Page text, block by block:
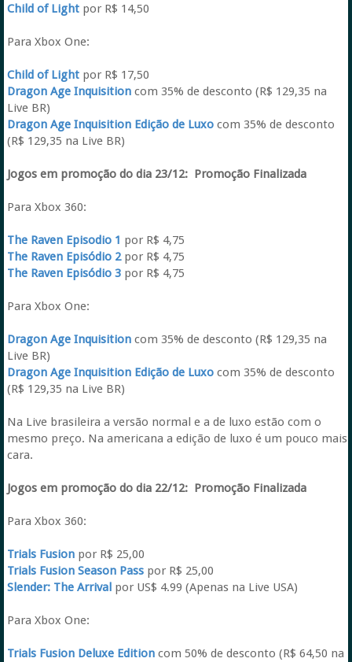
Child of Lightpor R$ 14,50
Para Xbox One:
Child of Lightpor R$ 17,50
Dragon Age Inquisitioncom 35% de desconto (R$ 129,35 na
Live BR)
Dragon Age Inquisition Edição de Luxocom 35% de desconto
(R$ 129,35 na Live BR)
Jogos em promoção do dia 23/12: Promoção Finalizada
Para Xbox 360:
The Raven Episodio 1 por R$ 4,75
The Raven Episódio 2por R$ 4,75
The Raven Episódio 3por R$ 4,75
Para Xbox One:
Dragon Age Inquisitioncom 35% de desconto (R$ 129,35 na
Live BR)
Dragon Age Inquisition Edição de Luxocom 35% de desconto
(R$ 129,35 na Live BR)
Na Live brasileira a versão normal e a de luxo estão com o
mesmo preço. Na americana a edição de luxo é um pouco mais
cara.
Jogos em promoção do dia 22/12: Promoção Finalizada
Para Xbox 360:
Trials Fusionpor R$ 25,00
Trials Fusion Season Passpor R$ 25,00
Slender: The Arrivalpor US$ 4.99 (Apenas na Live USA)
Para Xbox One:
Trials Fusion Deluxe Editioncom 50% de desconto (R$ 64,50 na